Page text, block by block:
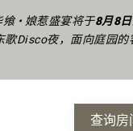
查询房
• 娘惹盛宴将于8月8
歌Disco夜，面向庭园的